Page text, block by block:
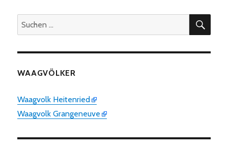
Suchen
nach:
WAAGVÖLKER
Waagvolk Heitenried
Waagvolk Grangeneuve